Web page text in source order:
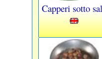
Capperi sotto